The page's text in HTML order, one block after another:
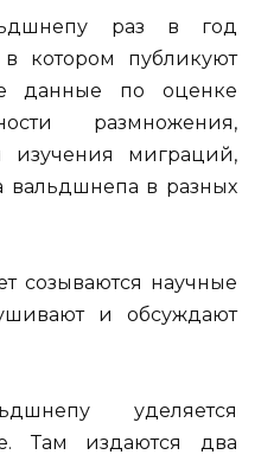
раз в год
котором публикуют
данные по оценке
размножения,
изучения миграций,
вальдшнепа в разных
созываются научные
и обсуждают
уделяется
Там издаются два